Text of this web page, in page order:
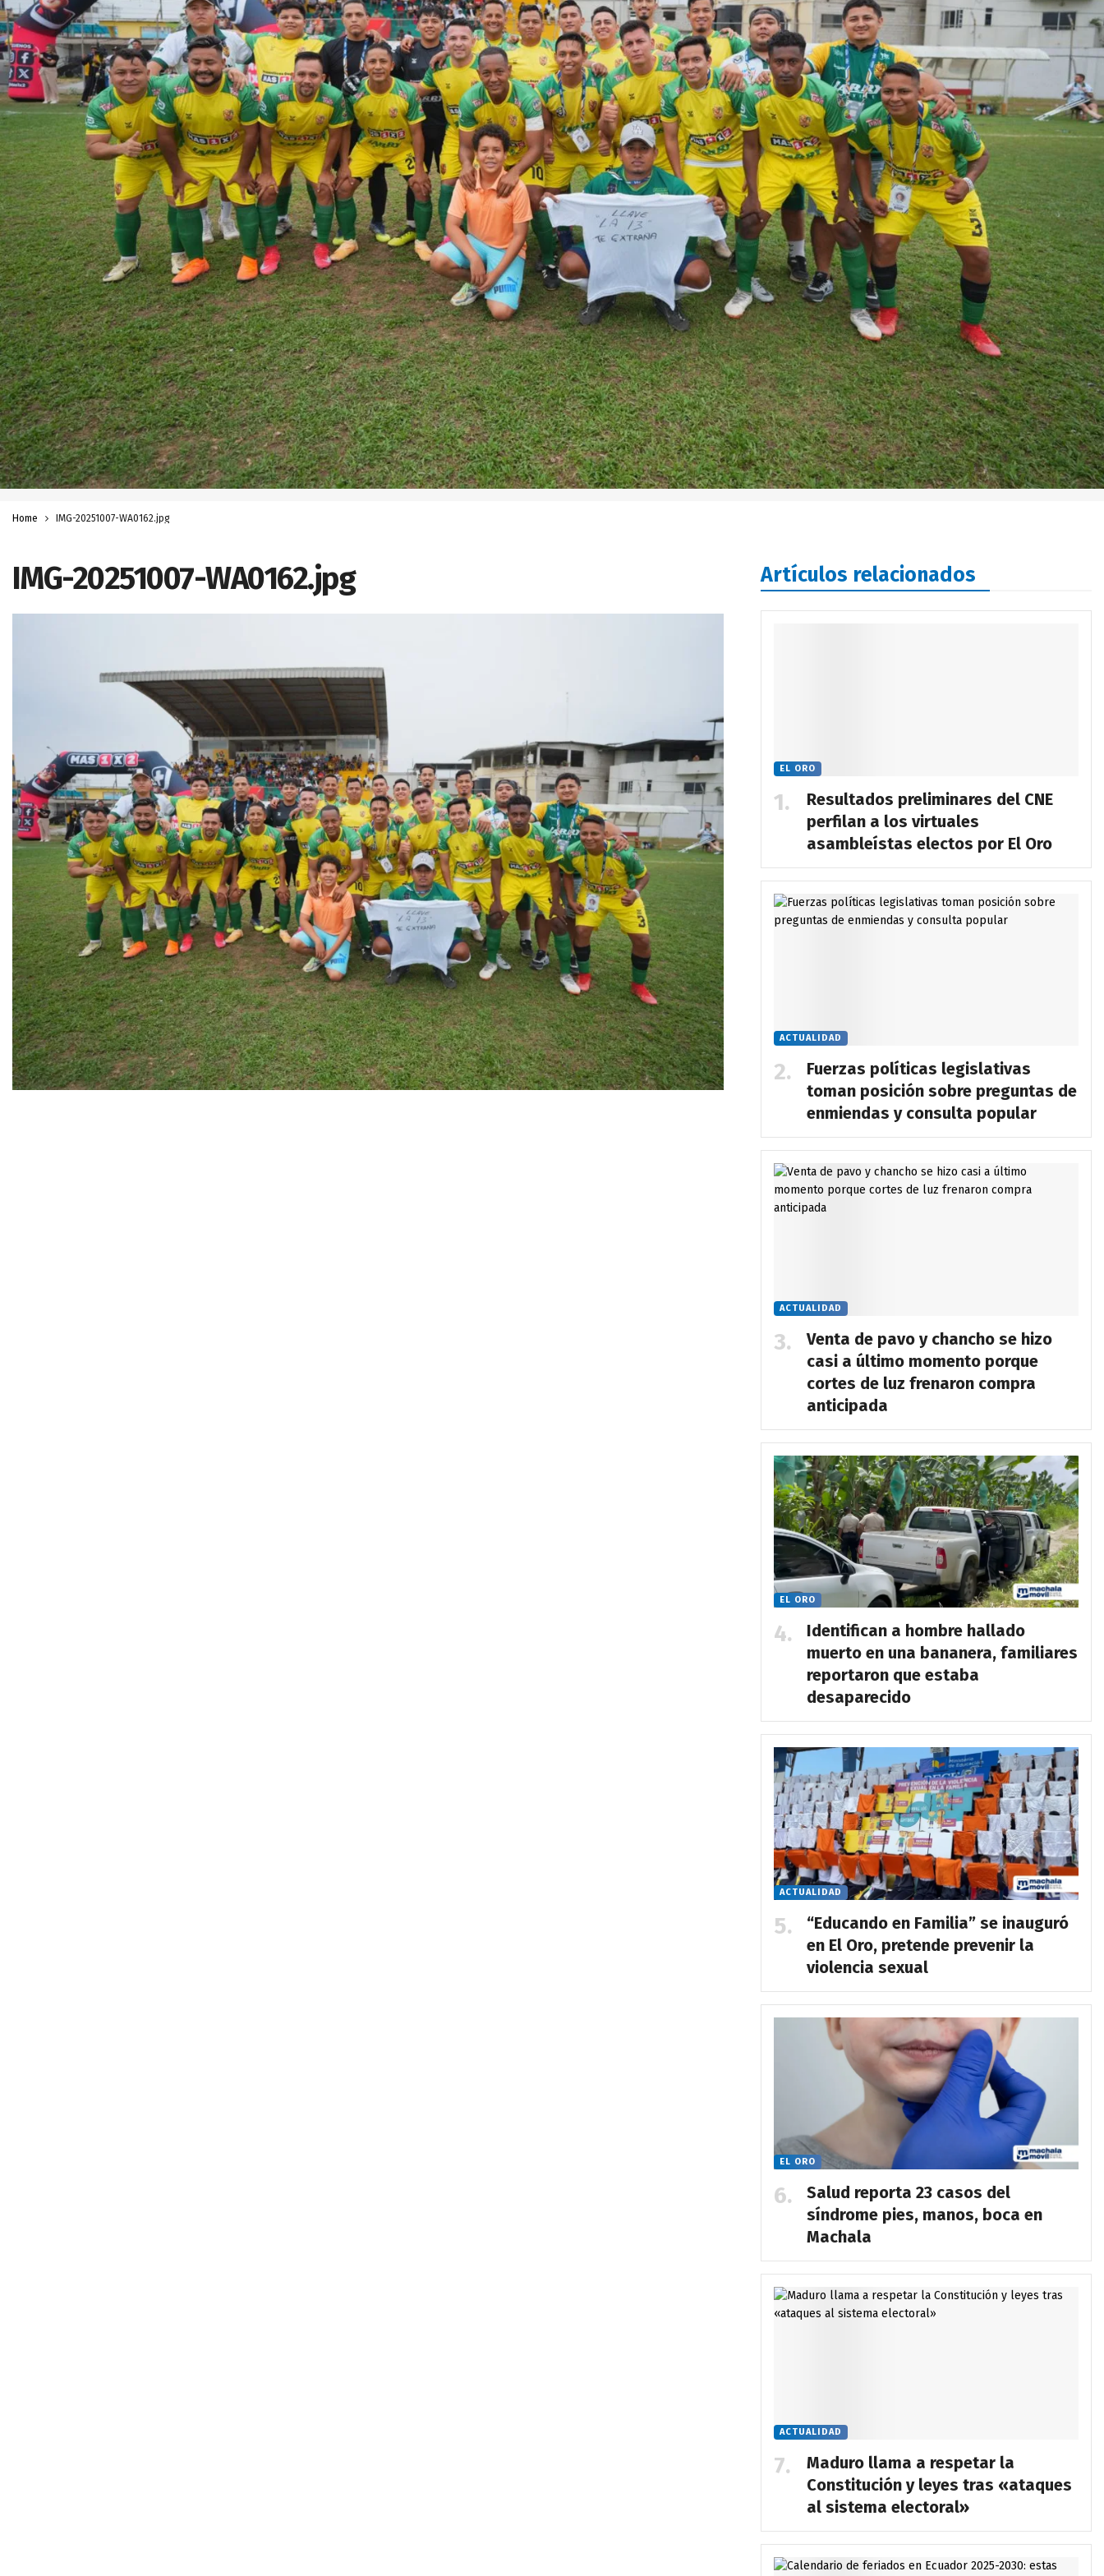
Home IMG-20251007-WA0162.jpg
IMG-20251007-WA0162.jpg Artículos relacionados
EL ORO
Resultados preliminares del CNE
perfilan a los virtuales
asambleístas electos por El Oro
ACTUALIDAD
Fuerzas políticas legislativas
toman posición sobre preguntas de
enmiendas y consulta popular
ACTUALIDAD
Venta de pavo y chancho se hizo
casi a último momento porque
cortes de luz frenaron compra
anticipada
EL ORO
Identifican a hombre hallado
muerto en una bananera, familiares
reportaron que estaba
desaparecido
ACTUALIDAD
“Educando en Familia” se inauguró
en El Oro, pretende prevenir la
violencia sexual
EL ORO
Salud reporta 23 casos del
síndrome pies, manos, boca en
Machala
ACTUALIDAD
Maduro llama a respetar la
Constitución y leyes tras «ataques
al sistema electoral»